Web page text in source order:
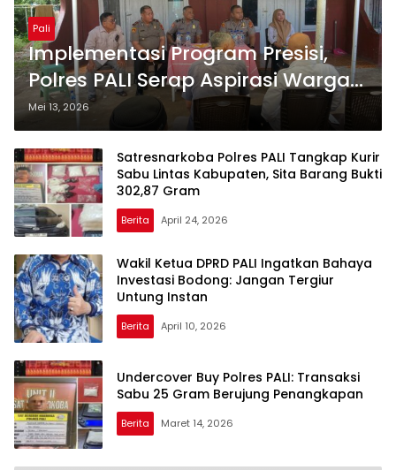
Pali
Implementasi Program Presisi,
Polres PALI Serap Aspirasi Warga
Lewat Agenda Bebusek
Mei 13, 2026
Satresnarkoba Polres PALI Tangkap Kurir
Sabu Lintas Kabupaten, Sita Barang Bukti
302,87 Gram
Berita April 24, 2026
Wakil Ketua DPRD PALI Ingatkan Bahaya
Investasi Bodong: Jangan Tergiur
Untung Instan
Berita April 10, 2026
Undercover Buy Polres PALI: Transaksi
Sabu 25 Gram Berujung Penangkapan
Berita Maret 14, 2026